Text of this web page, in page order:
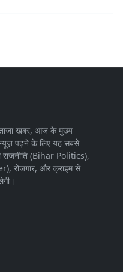
खबर, आज के मुख्य
न्यूज़ पढ़ने के लिए यह सबसे
राजनीति (Bihar Politics),
रोजगार, और क्राइम से